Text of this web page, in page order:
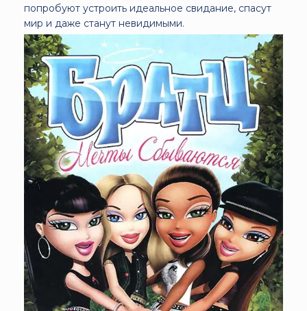
попробуют устроить идеальное свидание, спасут
мир и даже станут невидимыми.